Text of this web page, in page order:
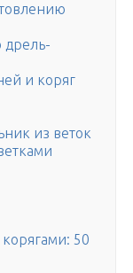
дрель-
и коряг
из веток
50